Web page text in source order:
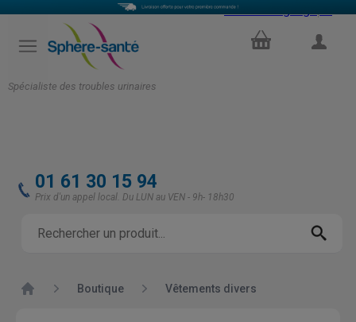
Spécialiste des troubles urinaires
Select Language
PANIER
01 61 30 15 94
Prix d'un appel local. Du LUN au VEN - 9h- 18h30
Accueil Boutique Vêtements divers